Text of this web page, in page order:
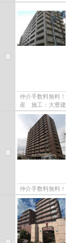
仲介手数料無料
産 施工：大豊
た安心リフォー
仲介手数料無料